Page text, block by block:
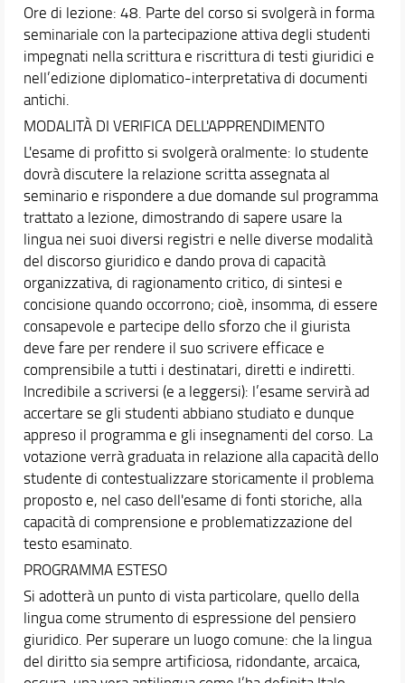
Ore di lezione: 48. Parte del corso si svolgerà in forma
seminariale con la partecipazione attiva degli studenti
impegnati nella scrittura e riscrittura di testi giuridici e
nell’edizione diplomatico-interpretativa di documenti
antichi.
MODALITÀ DI VERIFICA DELL'APPRENDIMENTO
L'esame di profitto si svolgerà oralmente: lo studente
dovrà discutere la relazione scritta assegnata al
seminario e rispondere a due domande sul programma
trattato a lezione, dimostrando di sapere usare la
lingua nei suoi diversi registri e nelle diverse modalità
del discorso giuridico e dando prova di capacità
organizzativa, di ragionamento critico, di sintesi e
concisione quando occorrono; cioè, insomma, di essere
consapevole e partecipe dello sforzo che il giurista
deve fare per rendere il suo scrivere efficace e
comprensibile a tutti i destinatari, diretti e indiretti.
Incredibile a scriversi (e a leggersi): l’esame servirà ad
accertare se gli studenti abbiano studiato e dunque
appreso il programma e gli insegnamenti del corso. La
votazione verrà graduata in relazione alla capacità dello
studente di contestualizzare storicamente il problema
proposto e, nel caso dell'esame di fonti storiche, alla
capacità di comprensione e problematizzazione del
testo esaminato.
PROGRAMMA ESTESO
Si adotterà un punto di vista particolare, quello della
lingua come strumento di espressione del pensiero
giuridico. Per superare un luogo comune: che la lingua
del diritto sia sempre artificiosa, ridondante, arcaica,